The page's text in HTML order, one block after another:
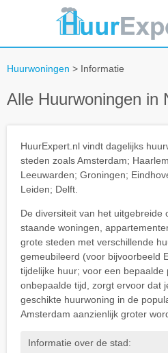
Huurwoningen > Informatie
Alle Huurwoningen in
HuurExpert.nl vindt dagelijks
steden zoals Amsterdam;
Leeuwarden; Groningen;
Leiden; Delft.
De diversiteit van het uitgebreide
staande woningen,
grote steden met verschillende
gemeubileerd (voor bijvoorbeeld
tijdelijke huur; voor een bepaalde
onbepaalde tijd, zorgt ervoor dat
geschikte huurwoning in de
Amsterdam aanzienlijk groter
Informatie over de stad: